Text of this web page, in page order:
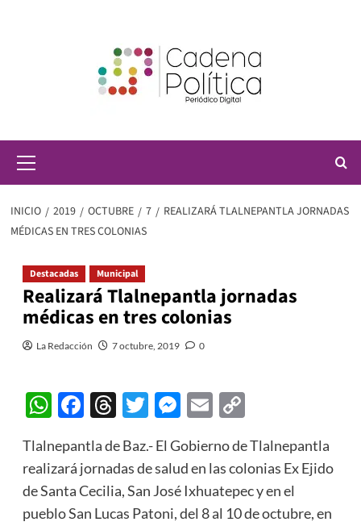
principal
INICIO 2019 OCTUBRE 7
REALIZARÁ TLALNEPANTLA JORNADAS
MÉDICAS EN TRES COLONIAS
Destacadas Municipal
Realizará Tlalnepantla jornadas
médicas en tres colonias
La Redacción 7 octubre, 2019 0
WhatsApp
Facebook
Threads
Twitter
Messenger
EmailCopy
Tlalnepantla de Baz.- El Gobierno de Tlalnepantla
realizará jornadas de salud en las colonias Ex Ejido
de Santa Cecilia, San José Ixhuatepec y en el
pueblo San Lucas Patoni, del 8 al 10 de octubre, en